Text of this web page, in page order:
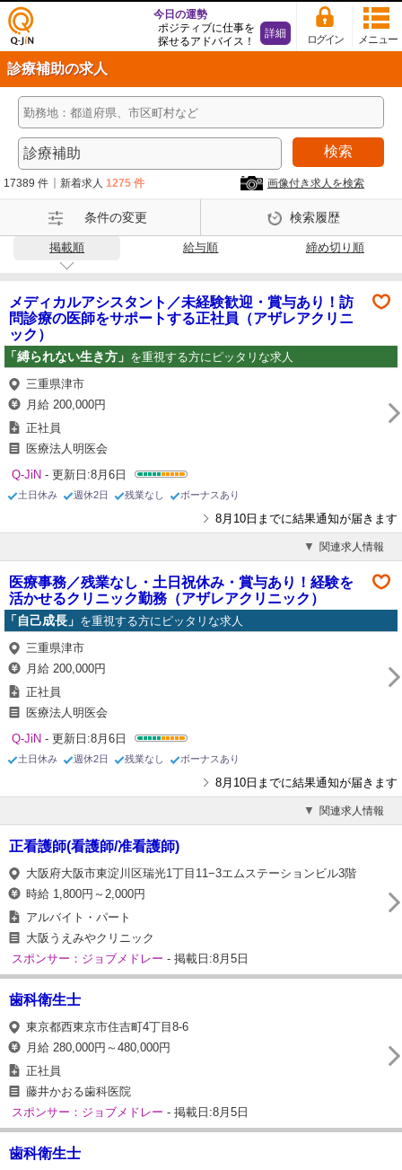
仕事
探し
の求
人サ
イト
Q-Ji
メニュー
ログイン
今日の運勢
ポジティブに仕事を
探せるアドバイス！
詳細
診療補助の求人
検索
17389 件 新着求人 1275 件 画像付き求人を検索
条件の変更 検索履歴
掲載順 給与順 締め切り順
メディカルアシスタント／未経験歓迎・賞与あり！訪
問診療の医師をサポートする正社員（アザレアクリニ
ック）
「縛られない生き方」 を重視する方にピッタリな求人
三重県津市
月給 200,000円
正社員
医療法人明医会
Q-JiN - 更新日:8月6日
土日休み 週休2日 残業なし ボーナスあり
8月10日までに結果通知が届きます
関連求人情報
医療事務／残業なし・土日祝休み・賞与あり！経験を
活かせるクリニック勤務（アザレアクリニック）
「自己成長」 を重視する方にピッタリな求人
三重県津市
月給 200,000円
正社員
医療法人明医会
Q-JiN - 更新日:8月6日
土日休み 週休2日 残業なし ボーナスあり
8月10日までに結果通知が届きます
関連求人情報
正看護師(看護師/准看護師)
大阪府大阪市東淀川区瑞光1丁目11−3エムステーションビル3階
時給 1,800円～2,000円
アルバイト・パート
大阪うえみやクリニック
スポンサー：ジョブメドレー - 掲載日:8月5日
歯科衛生士
東京都西東京市住吉町4丁目8-6
月給 280,000円～480,000円
正社員
藤井かおる歯科医院
スポンサー：ジョブメドレー - 掲載日:8月5日
歯科衛生士